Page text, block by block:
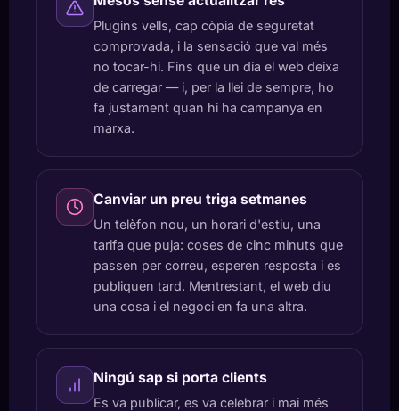
Plugins vells, cap còpia de seguretat
comprovada, i la sensació que val més
no tocar-hi. Fins que un dia el web deixa
de carregar — i, per la llei de sempre, ho
fa justament quan hi ha campanya en
marxa.
Canviar un preu triga setmanes
Un telèfon nou, un horari d'estiu, una
tarifa que puja: coses de cinc minuts que
passen per correu, esperen resposta i es
publiquen tard. Mentrestant, el web diu
una cosa i el negoci en fa una altra.
Ningú sap si porta clients
Es va publicar, es va celebrar i mai més